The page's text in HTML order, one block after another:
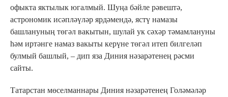
офыкта яктылык югалмый. Шуңа бәйле рәвештә,
астрономик исәпләүләр ярдәмендә, ястү намазы
башлануның төгәл вакытын, шулай ук сәхәр тәмамлануны
һәм иртәнге намаз вакыты керүне төгәл итеп билгеләп
булмый башлый, – дип яза Диния нәзарәтенең рәсми
сайты.
Татарстан мөселманнары Диния нәзарәтенең Голәмәләр